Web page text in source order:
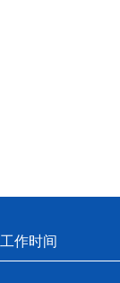
工作时间